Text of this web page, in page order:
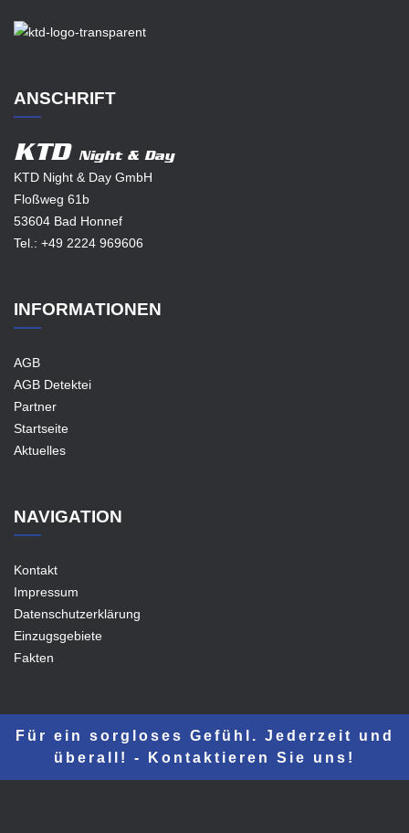
ANSCHRIFT
KTD
Night & Day
KTD Night & Day GmbH
Floßweg 61b
53604 Bad Honnef
Tel.: +49 2224 969606
INFORMATIONEN
AGB
AGB Detektei
Partner
Startseite
Aktuelles
NAVIGATION
Kontakt
Impressum
Datenschutzerklärung
Einzugsgebiete
Fakten
Für ein sorgloses Gefühl. Jederzeit und
überall! - Kontaktieren Sie uns!